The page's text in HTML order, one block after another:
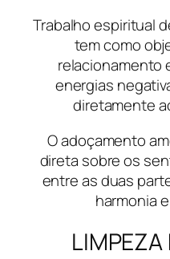
Trabalho espiritual
tem como
relacionamento
energias
diretamente
O adoçamento
direta sobre os
entre as duas
harmonia
LIMPEZA